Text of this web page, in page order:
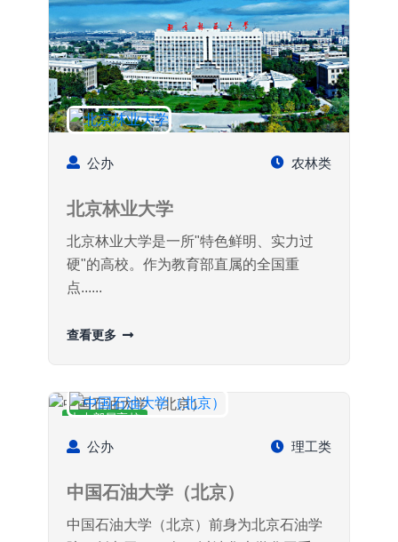
公办 农林类
北京林业大学
北京林业大学是一所"特色鲜明、实力过
硬"的高校。作为教育部直属的全国重
点......
查看更多
中央部属高校
公办 理工类
中国石油大学（北京）
中国石油大学（北京）前身为北京石油学